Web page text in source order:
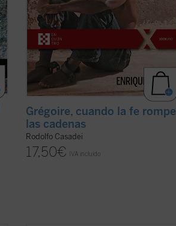
Grégoire, cuando la fe rompe
las cadenas
Rodolfo Casadei
17,50€ IVA incluido